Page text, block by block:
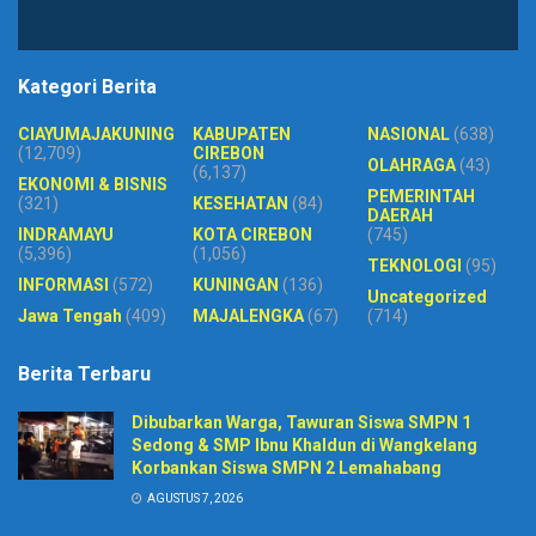
Kategori Berita
CIAYUMAJAKUNING
(12,709)
EKONOMI & BISNIS
(321)
INDRAMAYU
(5,396)
INFORMASI (572)
Jawa Tengah (409)
KABUPATEN
CIREBON
(6,137)
KESEHATAN (84)
KOTA CIREBON
(1,056)
KUNINGAN (136)
MAJALENGKA(67)
NASIONAL(638)
OLAHRAGA(43)
PEMERINTAH
DAERAH
(745)
TEKNOLOGI (95)
Uncategorized
(714)
Berita Terbaru
Dibubarkan Warga, Tawuran Siswa SMPN 1
Sedong & SMP Ibnu Khaldun di Wangkelang
Korbankan Siswa SMPN 2 Lemahabang
AGUSTUS 7, 2026